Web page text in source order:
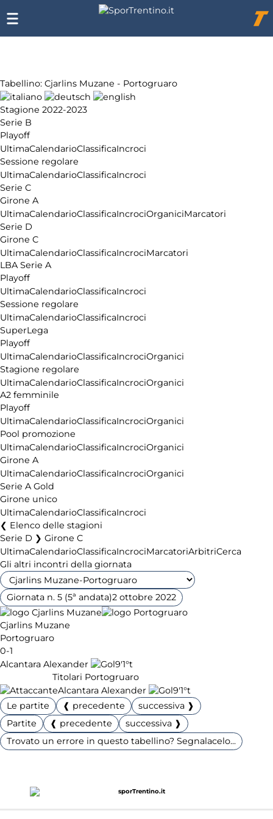
Tabellino: Cjarlins Muzane - Portogruaro
Stagione 2022-2023
Serie B
Playoff
UltimaCalendarioClassificaIncroci
Sessione regolare
UltimaCalendarioClassificaIncroci
Serie C
Girone A
UltimaCalendarioClassificaIncrociOrganiciMarcatori
Serie D
Girone C
UltimaCalendarioClassificaIncrociMarcatori
LBA Serie A
Playoff
UltimaCalendarioClassificaIncroci
Sessione regolare
UltimaCalendarioClassificaIncroci
SuperLega
Playoff
UltimaCalendarioClassificaIncrociOrganici
Stagione regolare
UltimaCalendarioClassificaIncrociOrganici
A2 femminile
Playoff
UltimaCalendarioClassificaIncrociOrganici
Pool promozione
UltimaCalendarioClassificaIncrociOrganici
Girone A
UltimaCalendarioClassificaIncrociOrganici
Serie A Gold
Girone unico
UltimaCalendarioClassificaIncroci
Elenco delle stagioni
Serie D ❯ Girone C
UltimaCalendarioClassificaIncrociMarcatoriArbitriCerca
Gli altri incontri della giornata
Giornata n. 5 (5ª andata)2 ottobre 2022
Cjarlins Muzane
Portogruaro
0-1
Alcantara Alexander
9'1°t
Titolari Portogruaro
Alcantara Alexander
9'1°t
Le partite
❰ precedente
successiva ❱
Partite
❰ precedente
successiva ❱
Trovato un errore in questo tabellino? Segnalacelo...
Chi
siamo
Affiliazione